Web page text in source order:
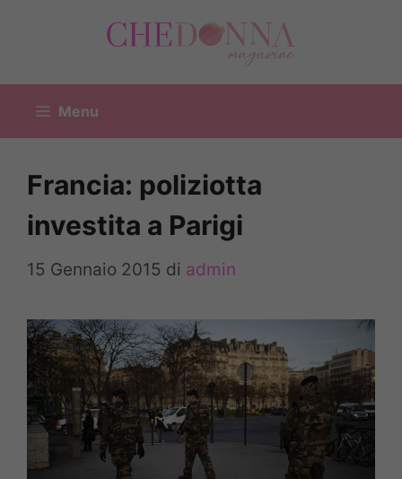
Menu
Francia: poliziotta
investita a Parigi
15 Gennaio 2015 di admin